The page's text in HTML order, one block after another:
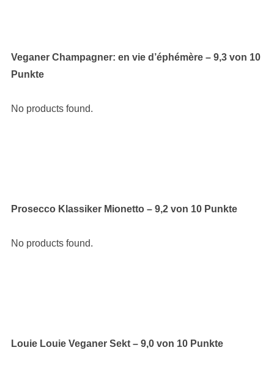
Veganer Champagner: en vie d’éphémère – 9,3 von 10
Punkte
No products found.
Prosecco Klassiker Mionetto – 9,2 von 10 Punkte
No products found.
Louie Louie Veganer Sekt – 9,0 von 10 Punkte